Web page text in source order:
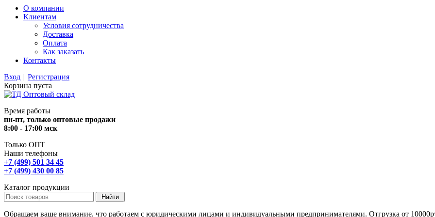
О компании
Клиентам
Условия сотрудничества
Доставка
Оплата
Как заказать
Контакты
Вход | Регистрация
Корзина пуста
Время работы
пн-пт, только оптовые продажи
8:00 - 17:00 мск
Только ОПТ
Наши телефоны
+7 (499) 501 34 45
+7 (499) 430 00 85
Каталог продукции
Обращаем ваше внимание, что работаем с юридическими лицами и индивидуальными предпринимателями. Отгрузка от